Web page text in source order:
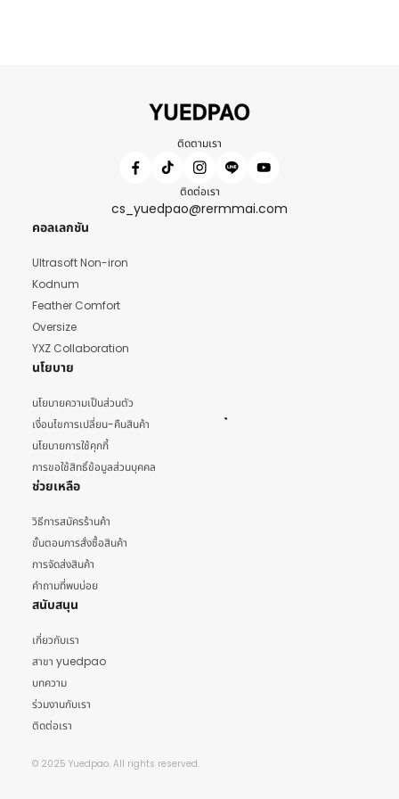
ติดตามเรา
ติดต่อเรา
cs_yuedpao@rermmai.com
คอลเลกชัน
Ultrasoft Non-iron
Kodnum
Feather Comfort
Oversize
YXZ Collaboration
นโยบาย
นโยบายความเป็นส่วนตัว
เงื่อนไขการเปลี่ยน-คืนสินค้า
นโยบายการใช้คุกกี้
การขอใช้สิทธิ์ข้อมูลส่วนบุคคล
ช่วยเหลือ
วิธีการสมัครร้านค้า
ขั้นตอนการสั่งซื้อสินค้า
การจัดส่งสินค้า
คำถามที่พบบ่อย
สนับสนุน
เกี่ยวกับเรา
สาขา yuedpao
บทความ
ร่วมงานกับเรา
ติดต่อเรา
© 2025 Yuedpao. All rights reserved.